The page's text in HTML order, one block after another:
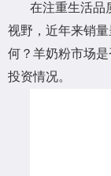
在注重生活品
视野，近年来销
何？羊奶粉市场
投资情况。